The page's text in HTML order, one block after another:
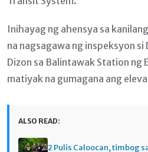
Inihayag ng ahensya sa
na nagsagawa ng inspeksyon
Dizon sa Balintawak Station ng
matiyak na gumagana ang
ALSO READ:
2 Pulis Caloocan, timbog